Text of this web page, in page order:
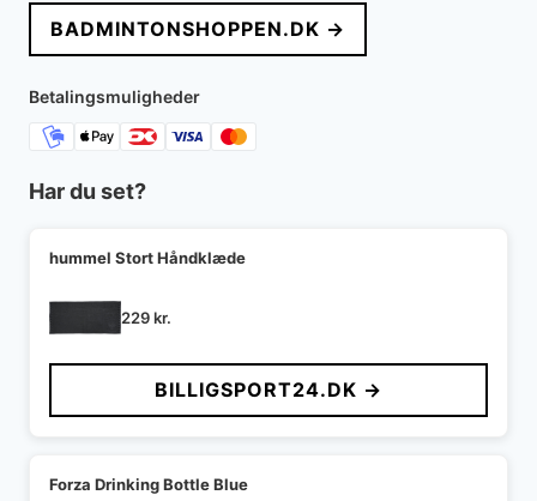
BADMINTONSHOPPEN.DK →
Betalingsmuligheder
Har du set?
hummel Stort Håndklæde
229kr.
BILLIGSPORT24.DK →
Forza Drinking Bottle Blue